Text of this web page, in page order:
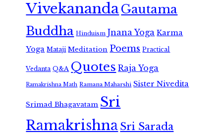
VivekanandaGautama
Buddha Hinduism Jnana Yoga Karma
Yoga Mataji Meditation Poems Practical
Vedanta Q&A Quotes Raja Yoga
Ramakrishna Math Ramana Maharshi Sister Nivedita
Srimad Bhagavatam Sri
RamakrishnaSri Sarada